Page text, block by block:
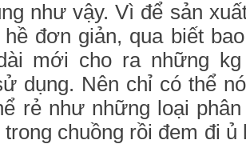
như vậy. Vì để sản
hề đơn giản, qua biết
mới cho ra những kg
dụng. Nên chỉ có thể
rẻ như những loại
chuồng rồi đem đi ủ